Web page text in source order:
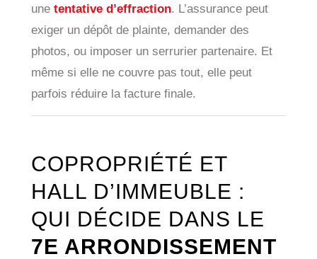
une tentative d’effraction. L’assurance peut
exiger un dépôt de plainte, demander des
photos, ou imposer un serrurier partenaire. Et
même si elle ne couvre pas tout, elle peut
parfois réduire la facture finale.
COPROPRIÉTÉ ET
HALL D’IMMEUBLE :
QUI DÉCIDE DANS LE
7E ARRONDISSEMENT